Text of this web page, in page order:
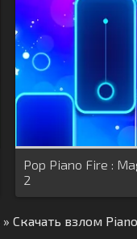
Pop Piano Fire :
2
» Скачать взлом